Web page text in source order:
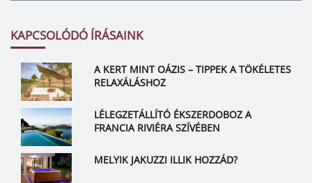
KAPCSOLÓDÓ ÍRÁSAINK
A KERT MINT OÁZIS – TIPPEK A TÖKÉLETES
RELAXÁLÁSHOZ
LÉLEGZETÁLLÍTÓ ÉKSZERDOBOZ A
FRANCIA RIVIÉRA SZÍVÉBEN
MELYIK JAKUZZI ILLIK HOZZÁD?